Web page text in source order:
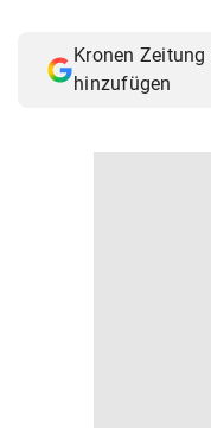
Kronen
hinzufügen